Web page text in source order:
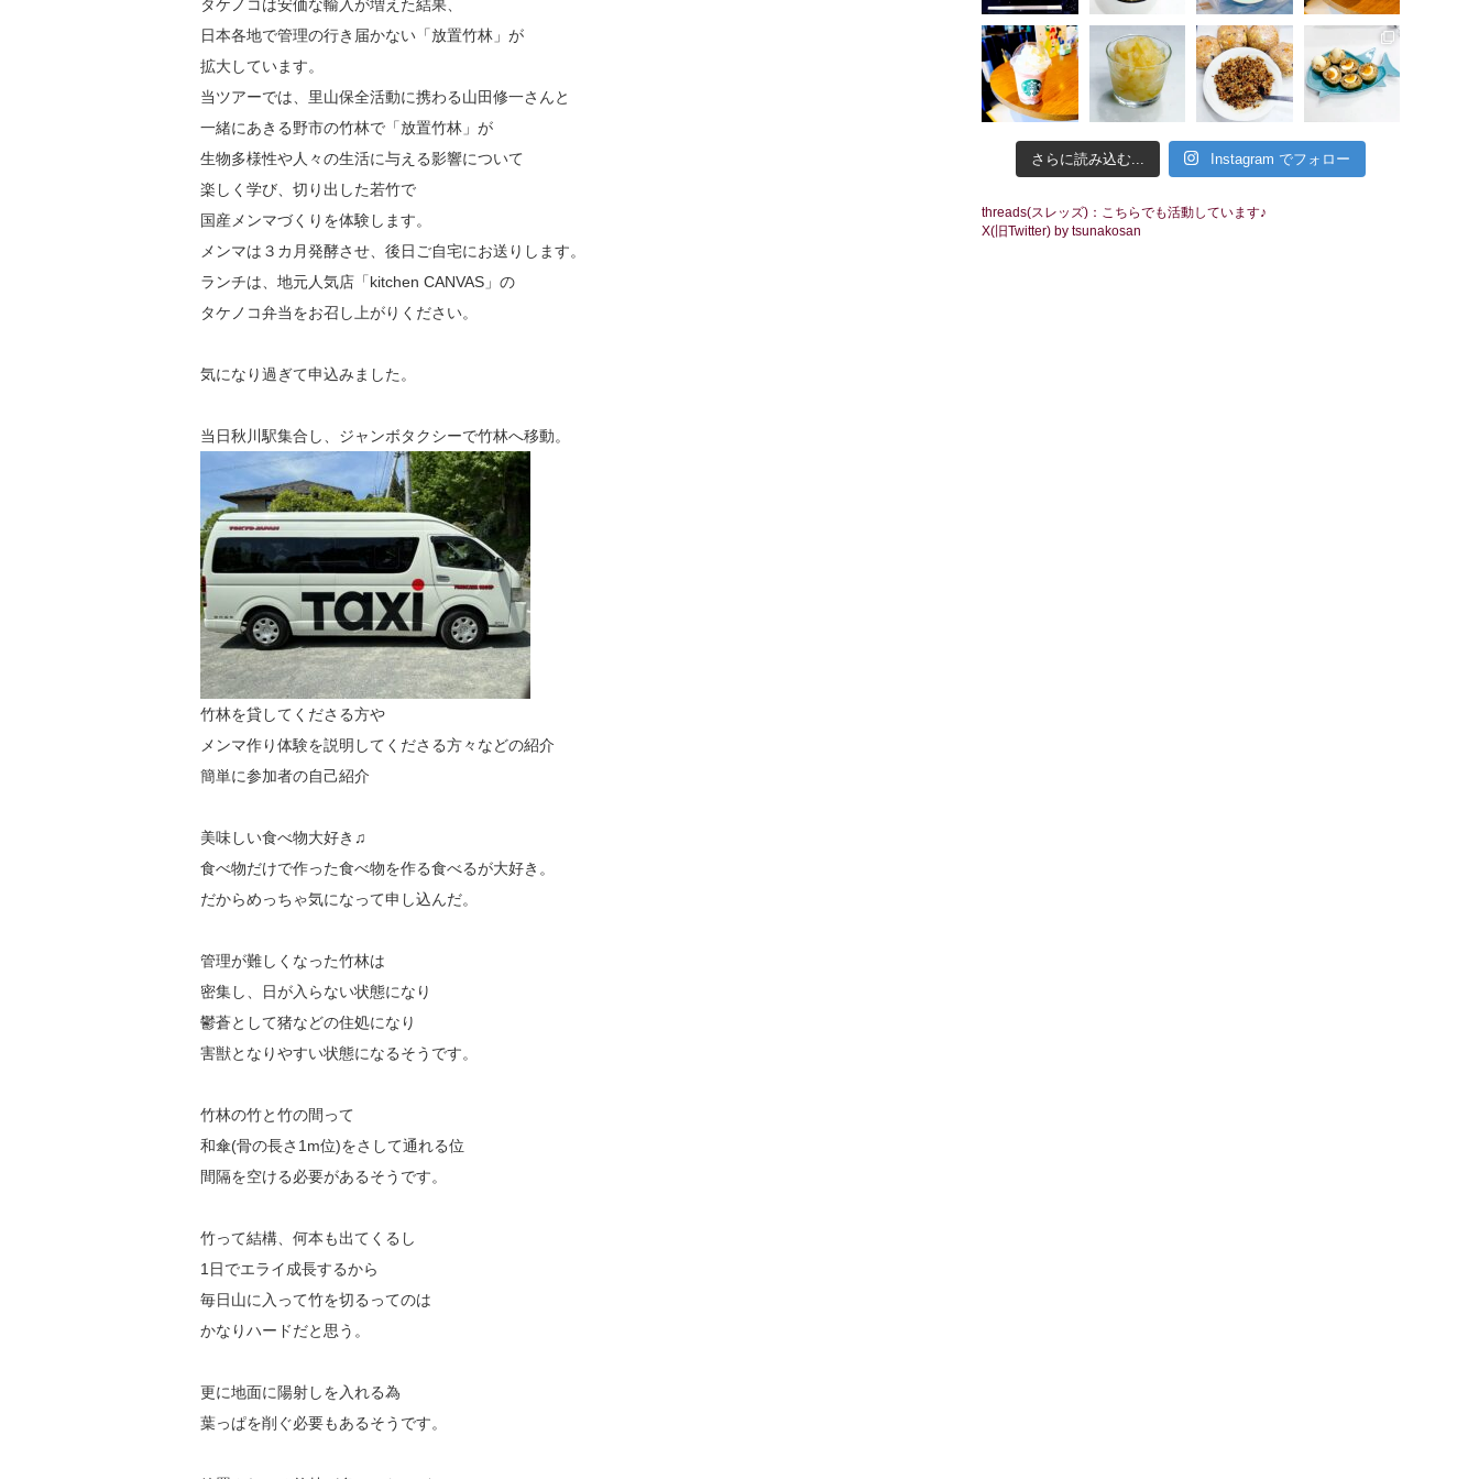
タケノコは安価な輸入が増えた結果、
日本各地で管理の行き届かない「放置竹林」が
拡大しています。
当ツアーでは、里山保全活動に携わる山田修一さんと
一緒にあきる野市の竹林で「放置竹林」が
生物多様性や人々の生活に与える影響について
楽しく学び、切り出した若竹で
国産メンマづくりを体験します。
メンマは３カ月発酵させ、後日ご自宅にお送りします。
ランチは、地元人気店「kitchen CANVAS」の
タケノコ弁当をお召し上がりください。
気になり過ぎて申込みました。
当日秋川駅集合し、ジャンボタクシーで竹林へ移動。
竹林を貸してくださる方や
メンマ作り体験を説明してくださる方々などの紹介
簡単に参加者の自己紹介
美味しい食べ物大好き♫
食べ物だけで作った食べ物を作る食べるが大好き。
だからめっちゃ気になって申し込んだ。
管理が難しくなった竹林は
密集し、日が入らない状態になり
鬱蒼として猪などの住処になり
害獣となりやすい状態になるそうです。
竹林の竹と竹の間って
和傘(骨の長さ1m位)をさして通れる位
間隔を空ける必要があるそうです。
竹って結構、何本も出てくるし
1日でエライ成長するから
毎日山に入って竹を切るってのは
かなりハードだと思う。
更に地面に陽射しを入れる為
葉っぱを削ぐ必要もあるそうです。
さらに読み込む... Instagram でフォロー
threads(スレッズ)：こちらでも活動しています♪
X(旧Twitter) by tsunakosan